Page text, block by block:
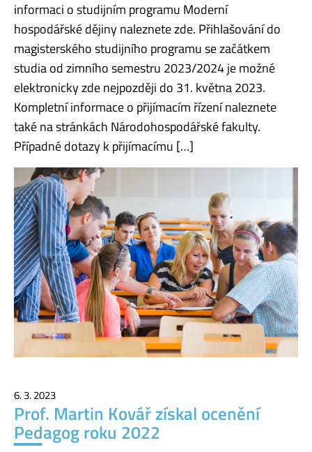
informaci o studijním programu Moderní
hospodářské dějiny naleznete zde. Přihlašování do
magisterského studijního programu se začátkem
studia od zimního semestru 2023/2024 je možné
elektronicky zde nejpozději do 31. května 2023.
Kompletní informace o přijímacím řízení naleznete
také na stránkách Národohospodářské fakulty.
Případné dotazy k přijímacímu […]
6. 3. 2023
Prof. Martin Kovář získal ocenění
Pedagog roku 2022